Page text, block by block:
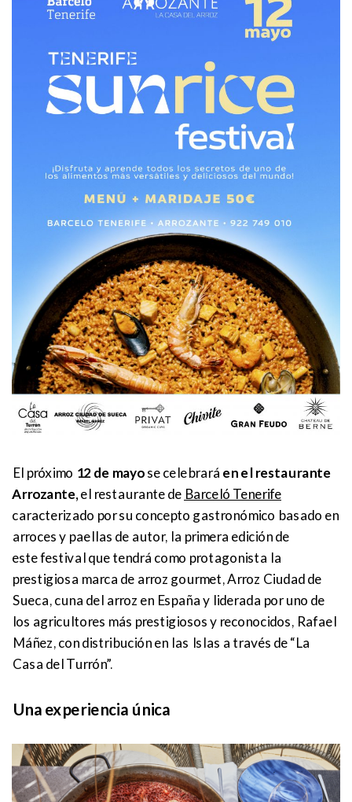
El próximo 12 de mayose celebrará en el restaurante
Arrozante,el restaurante de Barceló Tenerife
caracterizado por su concepto gastronómico basado en
arroces y paellas de autor, la primera edición de
este festival que tendrá como protagonista la
prestigiosa marca de arroz gourmet, Arroz Ciudad de
Sueca, cuna del arroz en España y liderada por uno de
los agricultores más prestigiosos y reconocidos, Rafael
Máñez, con distribución en las Islas a través de “La
Casa del Turrón”.
Una experiencia única